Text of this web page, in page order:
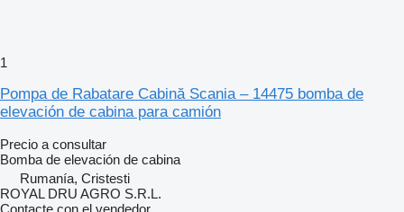
1
Pompa de Rabatare Cabină Scania – 14475 bomba de
elevación de cabina para camión
Precio a consultar
Bomba de elevación de cabina
Rumanía, Cristesti
ROYAL DRU AGRO S.R.L.